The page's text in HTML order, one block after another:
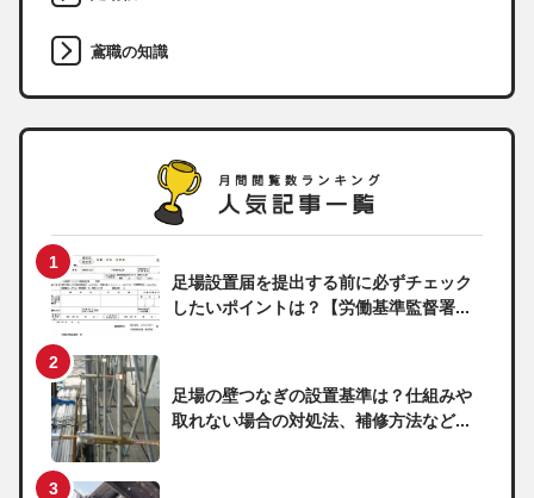
鳶職の知識
足場設置届を提出する前に必ずチェック
したいポイントは？【労働基準監督署...
足場の壁つなぎの設置基準は？仕組みや
取れない場合の対処法、補修方法など...